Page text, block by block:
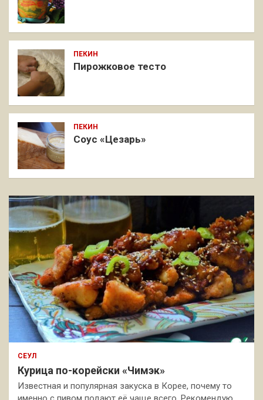
ПЕКИН
Пирожковое тесто
ПЕКИН
Соус «Цезарь»
СЕУЛ
Курица по-корейски «Чимэк»
Известная и популярная закуска в Корее, почему то